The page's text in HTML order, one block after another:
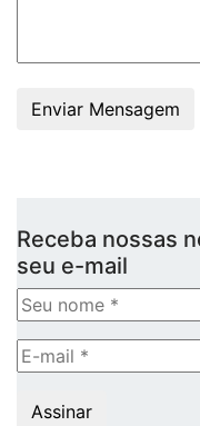
Enviar Mensagem
Receba nossas
seu e-mail
Assinar